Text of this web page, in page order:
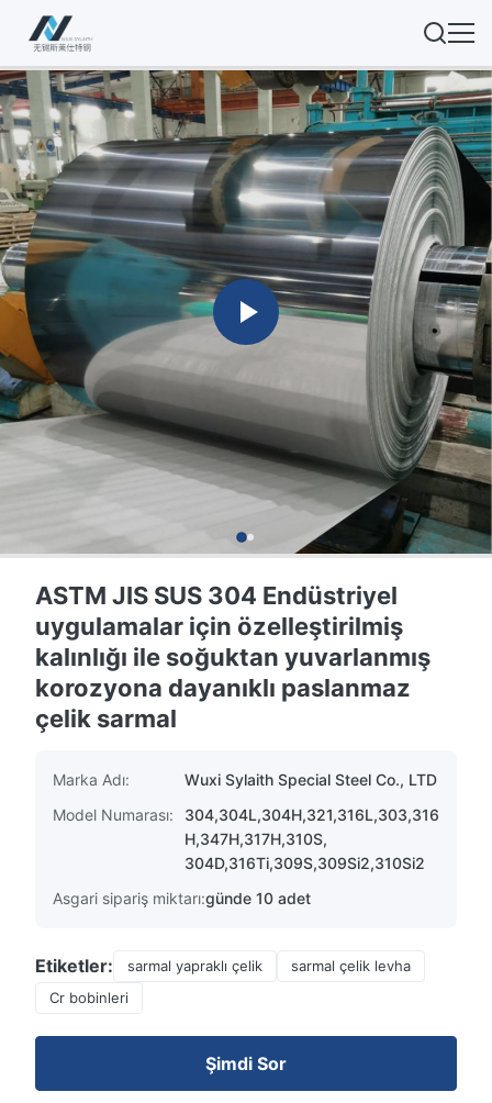
ASTM JIS SUS 304 Endüstriyel
uygulamalar için özelleştirilmiş
kalınlığı ile soğuktan yuvarlanmış
korozyona dayanıklı paslanmaz
çelik sarmal
Marka Adı:
Wuxi Sylaith Special Steel Co., LTD
Model Numarası:
304,304L,304H,321,316L,303,316
H,347H,317H,310S,
304D,316Ti,309S,309Si2,310Si2
Asgari sipariş miktarı:günde 10 adet
Etiketler: sarmal yapraklı çelik
sarmal çelik levha
Cr bobinleri
Şimdi Sor